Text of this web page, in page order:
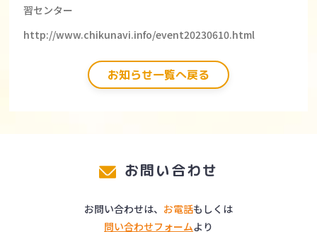
習センター
http://www.chikunavi.info/event20230610.html
お知らせ一覧へ戻る
お問い合わせ
お問い合わせは、 お電話もしくは
問い合わせフォームより